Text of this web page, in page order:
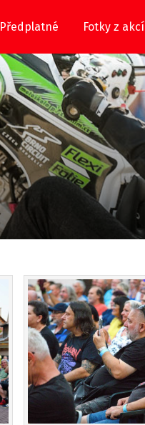
Předplatné Fotky z akcí